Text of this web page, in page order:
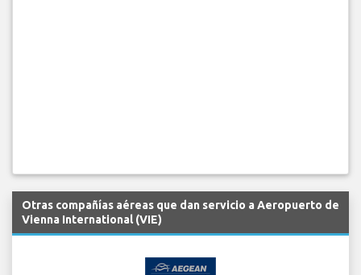
Otras compañías aéreas que dan servicio a Aeropuerto de
Vienna International (VIE)